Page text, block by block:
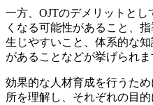
一方、OJTのデメリットと
くなる可能性があること、
生じやすいこと、体系的な
があることなどが挙げられま
効果的な人材育成を行うた
所を理解し、それぞれの目